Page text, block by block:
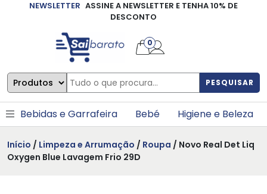
NEWSLETTER ASSINE A NEWSLETTER E TENHA 10% DE
DESCONTO
PESQUISAR
0
Bebidas e Garrafeira Bebé Higiene e Beleza
Início / Limpeza e Arrumação / Roupa / Novo Real Det Liq
Oxygen Blue Lavagem Frio 29D